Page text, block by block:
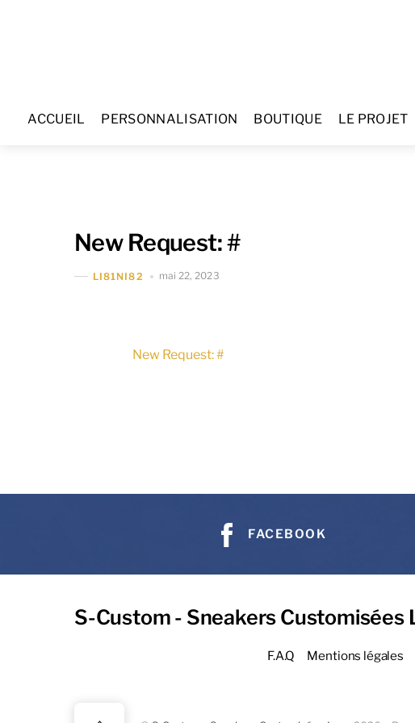
ACCUEIL PERSONNALISATION BOUTIQUE LE PROJET
New Request: #
LI81NI82 mai 22, 2023
New Request: #
FACEBOOK
S-Custom - Sneakers Customisées
F.A.Q Mentions légales